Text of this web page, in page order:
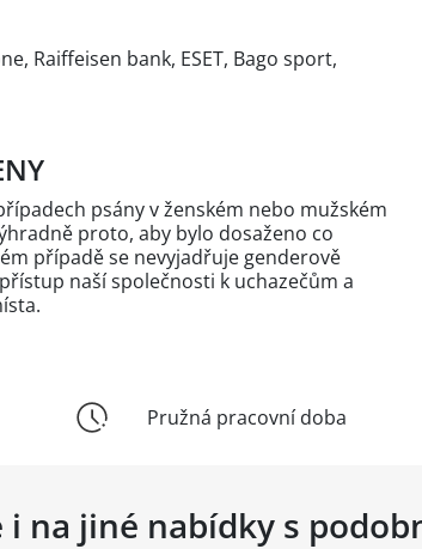
Raiffeisen bank, ESET, Bago sport,
psány v ženském nebo mužském
proto, aby bylo dosaženo co
případě se nevyjadřuje genderově
naší společnosti k uchazečům a
Pružná pracovní doba
i na jiné nabídky s